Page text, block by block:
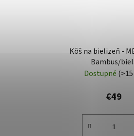
Kôš na bielizeň -
Bambus/
Dostupné
€49